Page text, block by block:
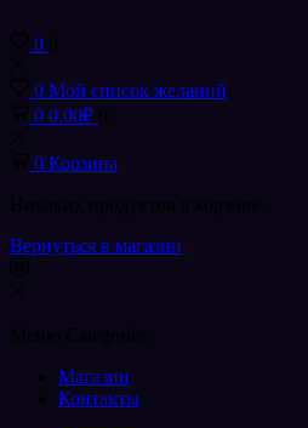
0
0 Мой список желаний
0 0.00₽
0 Корзина
Вернуться в магазин
Магазин
Контакты